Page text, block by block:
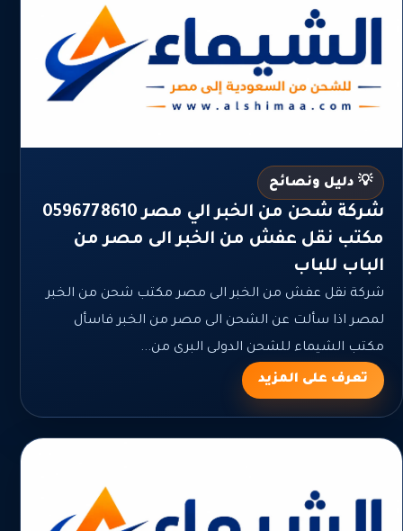
💡 دليل ونصائح
شركة شحن من الخبر الي مصر 0596778610
مكتب نقل عفش من الخبر الى مصر من
الباب للباب
شركة نقل عفش من الخبر الى مصر مكتب شحن من الخبر
لمصر اذا سألت عن الشحن الى مصر من الخبر فاسأل
مكتب الشيماء للشحن الدولى البرى من...
تعرف على المزيد